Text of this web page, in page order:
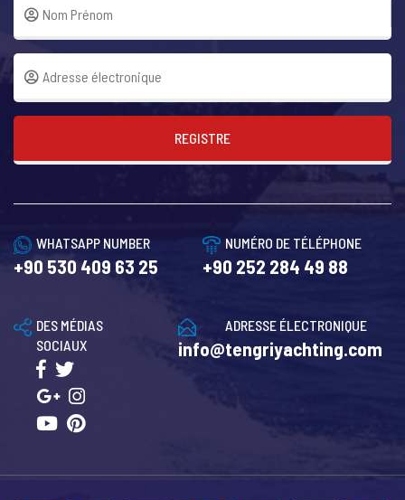
REGISTRE
WHATSAPP NUMBER
+90 530 409 63 25
NUMÉRO DE TÉLÉPHONE
+90 252 284 49 88
ADRESSE ÉLECTRONIQUE
info@tengriyachting.com
DES MÉDIAS
SOCIAUX